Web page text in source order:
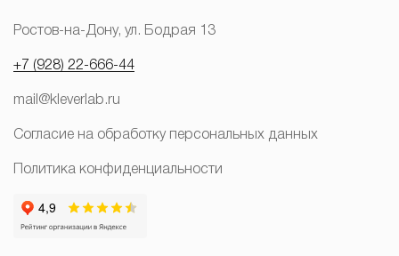
Ростов-на-Дону, ул. Бодрая 13
+7 (928) 22-666-44
mail@kleverlab.ru
Согласие на обработку персональных данных
Политика конфиденциальности